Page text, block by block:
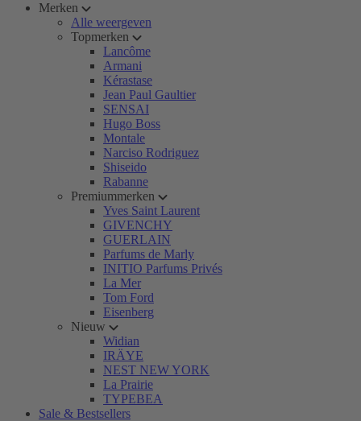
Merken
Alle weergeven
Topmerken
Lancôme
Armani
Kérastase
Jean Paul Gaultier
SENSAI
Hugo Boss
Montale
Narciso Rodriguez
Shiseido
Rabanne
Premiummerken
Yves Saint Laurent
GIVENCHY
GUERLAIN
Parfums de Marly
INITIO Parfums Privés
La Mer
Tom Ford
Eisenberg
Nieuw
Widian
IRÄYE
NEST NEW YORK
La Prairie
TYPEBEA
Sale & Bestsellers